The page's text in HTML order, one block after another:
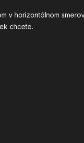
v horizontálnom
chcete.